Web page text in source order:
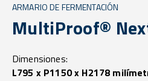
ARMARIO DE FERMENTACIÓN
MultiProof®
Dimensiones:
L795 x P1150 x H2178